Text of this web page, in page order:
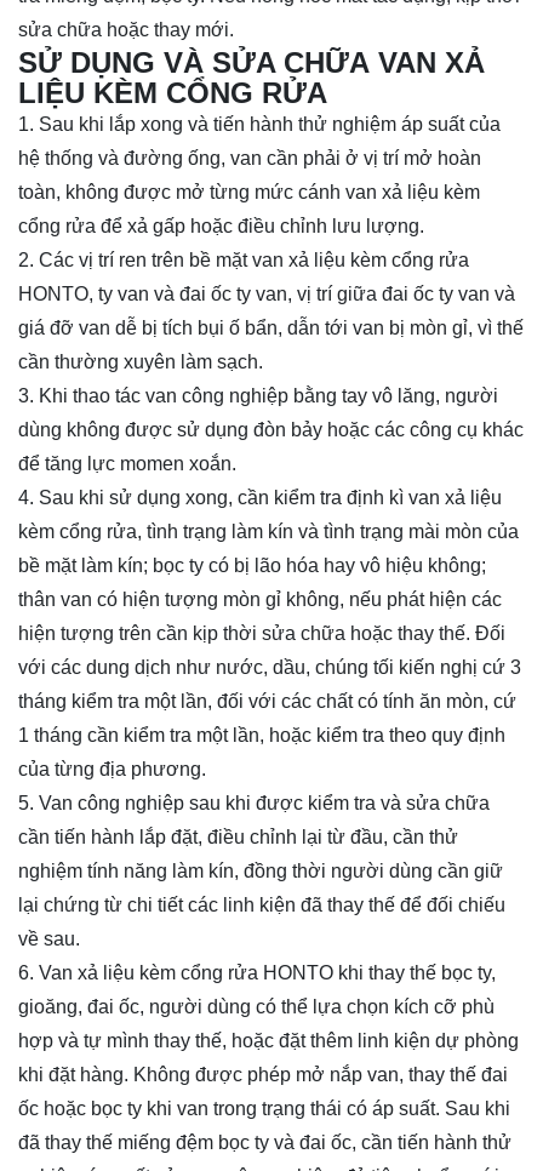
sửa chữa hoặc thay mới.
SỬ DỤNG VÀ SỬA CHỮA VAN XẢ
LIỆU KÈM CỔNG RỬA
1. Sau khi lắp xong và tiến hành thử nghiệm áp suất của
hệ thống và đường ống, van cần phải ở vị trí mở hoàn
toàn, không được mở từng mức cánh van xả liệu kèm
cổng rửa để xả gấp hoặc điều chỉnh lưu lượng.
2. Các vị trí ren trên bề mặt van xả liệu kèm cổng rửa
HONTO, ty van và đai ốc ty van, vị trí giữa đai ốc ty van và
giá đỡ van dễ bị tích bụi ố bẩn, dẫn tới van bị mòn gỉ, vì thế
cần thường xuyên làm sạch.
3. Khi thao tác van công nghiệp bằng tay vô lăng, người
dùng không được sử dụng đòn bảy hoặc các công cụ khác
để tăng lực momen xoắn.
4. Sau khi sử dụng xong, cần kiểm tra định kì van xả liệu
kèm cổng rửa, tình trạng làm kín và tình trạng mài mòn của
bề mặt làm kín; bọc ty có bị lão hóa hay vô hiệu không;
thân van có hiện tượng mòn gỉ không, nếu phát hiện các
hiện tượng trên cần kịp thời sửa chữa hoặc thay thế. Đối
với các dung dịch như nước, dầu, chúng tối kiến nghị cứ 3
tháng kiểm tra một lần, đối với các chất có tính ăn mòn, cứ
1 tháng cần kiểm tra một lần, hoặc kiểm tra theo quy định
của từng địa phương.
5. Van công nghiệp sau khi được kiểm tra và sửa chữa
cần tiến hành lắp đặt, điều chỉnh lại từ đầu, cần thử
nghiệm tính năng làm kín, đồng thời người dùng cần giữ
lại chứng từ chi tiết các linh kiện đã thay thế để đối chiếu
về sau.
6. Van xả liệu kèm cổng rửa HONTO khi thay thế bọc ty,
gioăng, đai ốc, người dùng có thể lựa chọn kích cỡ phù
hợp và tự mình thay thế, hoặc đặt thêm linh kiện dự phòng
khi đặt hàng. Không được phép mở nắp van, thay thế đai
ốc hoặc bọc ty khi van trong trạng thái có áp suất. Sau khi
đã thay thế miếng đệm bọc ty và đai ốc, cần tiến hành thử